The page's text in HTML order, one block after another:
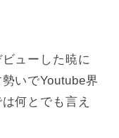
ューした暁に
いでYoutube界
何とでも言え